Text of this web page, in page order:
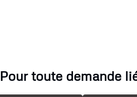
Pour toute demande